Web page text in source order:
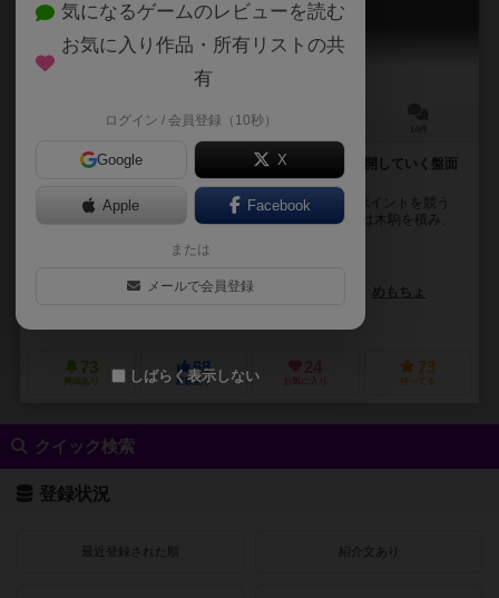
Raigou
15～40分
木製駒の手触りに 中二心をくすぐる世界観 立体的に展開していく盤面
雷轟【-山吹-】は… ポーカーや麻雀のように役を作りポイントを競う
セットコレクションゲームです。 役を成立させる為には木駒を積み、
岩元辰郎(ハレヤマゲームズ所属)
めもちょ
73
興味あり
68
経験あり
24
お気に入り
73
持ってる
クイック検索
登録状況
最近登録された順 紹介文あり
気になるゲームのレビューを読む
お気に入り作品・所有リストの共
有
ログイン / 会員登録（10秒）
Google X
Apple Facebook
または
メールで会員登録
しばらく表示しない